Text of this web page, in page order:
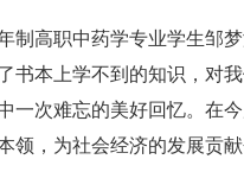
高职中药学专业学生邹梦
书本上学不到的知识，对
一次难忘的美好回忆。在
领，为社会经济的发展贡